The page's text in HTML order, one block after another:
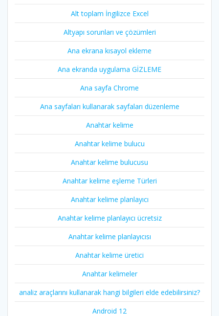
Alt toplam İngilizce Excel
Altyapı sorunları ve çözümleri
Ana ekrana kısayol ekleme
Ana ekranda uygulama GİZLEME
Ana sayfa Chrome
Ana sayfaları kullanarak sayfaları düzenleme
Anahtar kelime
Anahtar kelime bulucu
Anahtar kelime bulucusu
Anahtar kelime eşleme Türleri
Anahtar kelime planlayıcı
Anahtar kelime planlayıcı ücretsiz
Anahtar kelime planlayıcısı
Anahtar kelime üretici
Anahtar kelimeler
analiz araçlarını kullanarak hangi bilgileri elde edebilirsiniz?
Android 12